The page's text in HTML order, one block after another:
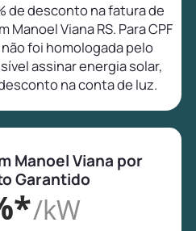
de desconto na fatura de
Viana RS. Para CPF
foi homologada pelo
assinar energia solar,
na conta de luz.
Manoel Viana por
Garantido
/kW